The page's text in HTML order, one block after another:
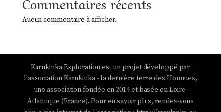
Aucun commentaire à afficher.
Karukinka Exploration est un projet développé par
l'association Karukinka - la dernière terre des Hommes,
une association fondée en 2014 et basée en Loire-
Atlantique (France). Pour en savoir plus, rendez-vous